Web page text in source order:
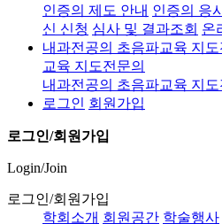
인증의 제도 안내 인증의 응
신 신청 심사 및 결과조회 온
내과전공의 초음파교육 지도
교육 지도전문의
내과전공의 초음파교육 지도
로그인 회원가입
로그인/회원가입
Login/Join
로그인/회원가입
학회소개 회원공간 학술행사